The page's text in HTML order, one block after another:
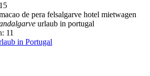
de pera felsalgarve hotel mietwagen
urlaub in portugal
11
in Portugal